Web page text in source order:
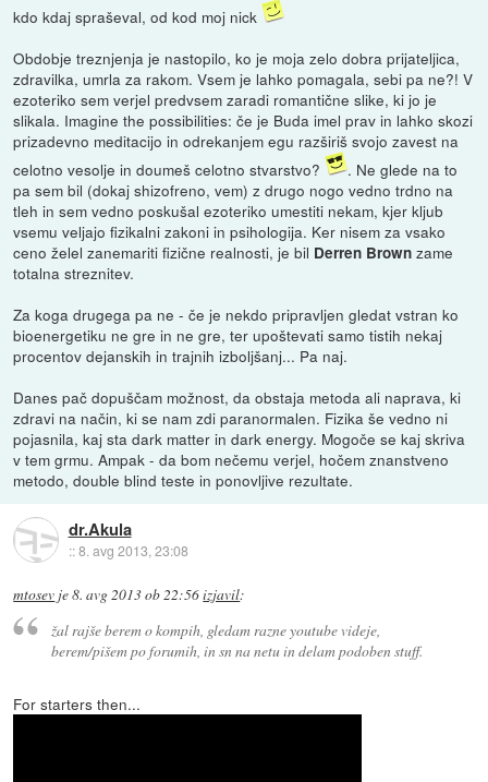
kdo kdaj spraševal, od kod moj nick
Obdobje treznjenja je nastopilo, ko je moja zelo dobra prijateljica,
zdravilka, umrla za rakom. Vsem je lahko pomagala, sebi pa ne?! V
ezoteriko sem verjel predvsem zaradi romantične slike, ki jo je
slikala. Imagine the possibilities: če je Buda imel prav in lahko skozi
prizadevno meditacijo in odrekanjem egu razširiš svojo zavest na
celotno vesolje in doumeš celotno stvarstvo?
. Ne glede na to
pa sem bil (dokaj shizofreno, vem) z drugo nogo vedno trdno na
tleh in sem vedno poskušal ezoteriko umestiti nekam, kjer kljub
vsemu veljajo fizikalni zakoni in psihologija. Ker nisem za vsako
ceno želel zanemariti fizične realnosti, je bil Derren Brown zame
totalna streznitev.
Za koga drugega pa ne - če je nekdo pripravljen gledat vstran ko
bioenergetiku ne gre in ne gre, ter upoštevati samo tistih nekaj
procentov dejanskih in trajnih izboljšanj... Pa naj.
Danes pač dopuščam možnost, da obstaja metoda ali naprava, ki
zdravi na način, ki se nam zdi paranormalen. Fizika še vedno ni
pojasnila, kaj sta dark matter in dark energy. Mogoče se kaj skriva
v tem grmu. Ampak - da bom nečemu verjel, hočem znanstveno
metodo, double blind teste in ponovljive rezultate.
dr.Akula
::8. avg 2013, 23:08
mtosev je8. avg 2013 ob 22:56izjavil:
žal rajše berem o kompih, gledam razne youtube videje,
berem/pišem po forumih, in sn na netu in delam podoben stuff.
For starters then...